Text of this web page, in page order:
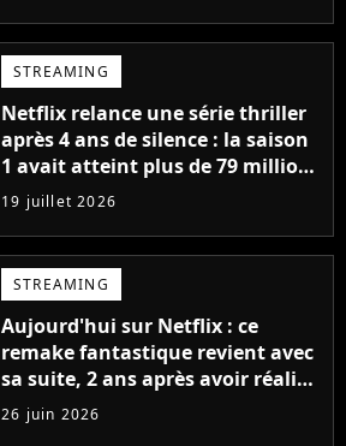
STREAMING
Netflix relance une série thriller
après 4 ans de silence : la saison
1 avait atteint plus de 79 millions
de vues
19 juillet 2026
STREAMING
Aujourd'hui sur Netflix : ce
remake fantastique revient avec
sa suite, 2 ans après avoir réalisé
60 millions de vues et régné 6
semaines dans le Top 10
26 juin 2026